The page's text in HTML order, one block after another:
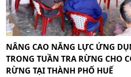
NÂNG CAO NĂNG LỰC ỨNG
TRONG TUẦN TRA RỪNG CHO
RỪNG TẠI THÀNH PHỐ HUẾ